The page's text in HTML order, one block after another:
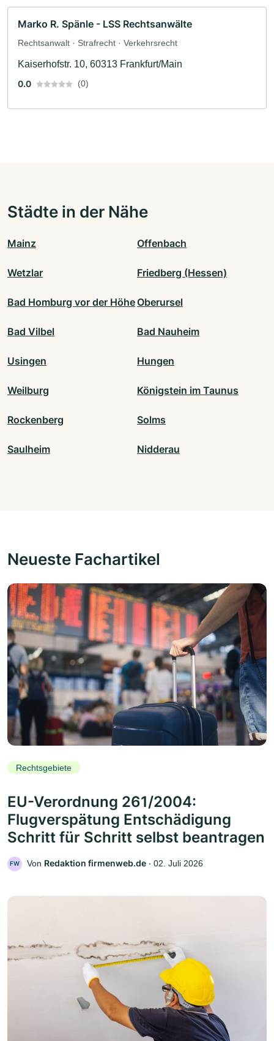
Marko R. Spänle - LSS Rechtsanwälte
Rechtsanwalt · Strafrecht · Verkehrsrecht
Kaiserhofstr. 10, 60313 Frankfurt/Main
0.0
(0)
Städte in der Nähe
Mainz Offenbach
Wetzlar Friedberg (Hessen)
Bad Homburg vor der HöheOberursel
Bad Vilbel Bad Nauheim
Usingen Hungen
Weilburg Königstein im Taunus
Rockenberg Solms
Saulheim Nidderau
Neueste Fachartikel
Rechtsgebiete
EU-Verordnung 261/2004:
Flugverspätung Entschädigung
Schritt für Schritt selbst beantragen
FW Von Redaktion firmenweb.de ‧ 02. Juli 2026